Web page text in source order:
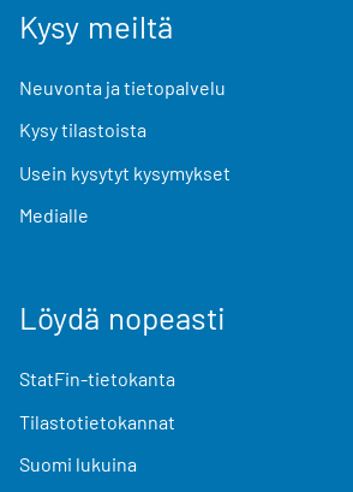
Kysy meiltä
Neuvonta ja tietopalvelu
Kysy tilastoista
Usein kysytyt kysymykset
Medialle
Löydä nopeasti
StatFin-tietokanta
Tilastotietokannat
Suomi lukuina